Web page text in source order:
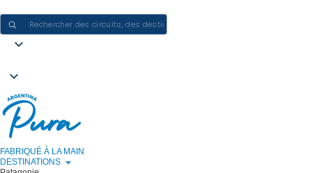
FABRIQUÉ À LA MAIN
DESTINATIONS